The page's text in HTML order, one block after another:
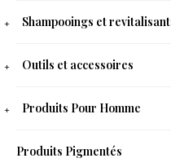
Shampooings et
Outils et accessoires
Produits Pour Homme
Produits Pigmentés